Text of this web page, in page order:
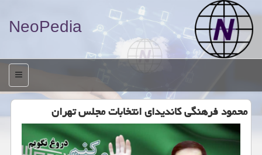
NeoPedia
منو
محمود فرهنگی كاندیدای انتخابات مجلس تهران